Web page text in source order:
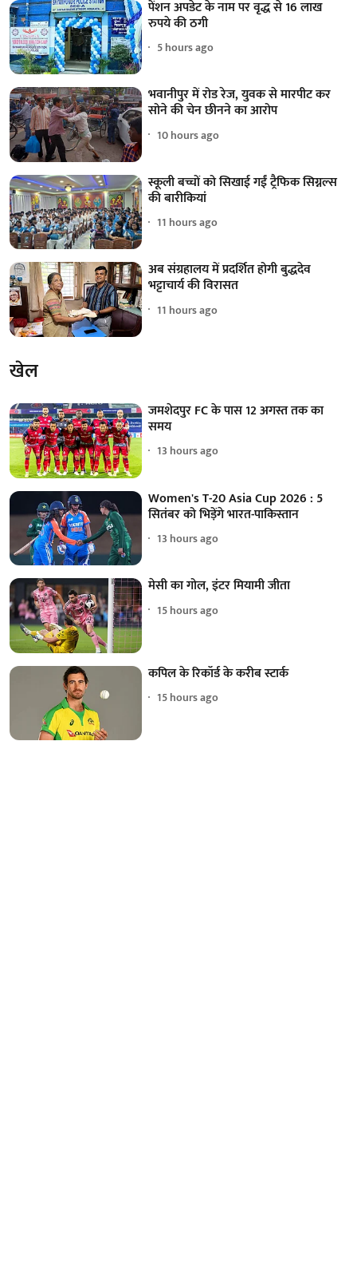
पेंशन अपडेट के नाम पर वृद्ध से 16 लाख
रुपये की ठगी
5 hours ago
भवानीपुर में रोड रेज, युवक से मारपीट कर
सोने की चेन छीनने का आरोप
10 hours ago
स्कूली बच्चों को सिखाई गईं ट्रैफिक सिग्नल्स
की बारीकियां
11 hours ago
अब संग्रहालय में प्रदर्शित होगी बुद्धदेव
भट्टाचार्य की विरासत
11 hours ago
खेल
जमशेदपुर FC के पास 12 अगस्त तक का
समय
13 hours ago
Women's T-20 Asia Cup 2026 : 5
सितंबर को भिड़ेंगे भारत-पाकिस्तान
13 hours ago
मेसी का गोल, इंटर मियामी जीता
15 hours ago
कपिल के रिकॉर्ड के करीब स्टार्क
15 hours ago